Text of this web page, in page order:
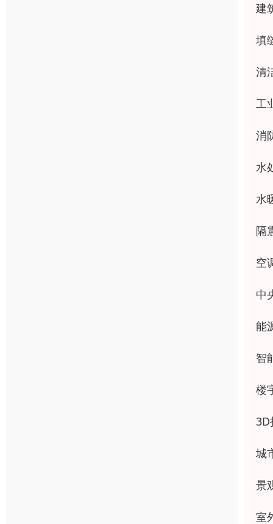
建
填
清
工
消
水
水
隔
空
中
能
智
楼
3D
城
景
室